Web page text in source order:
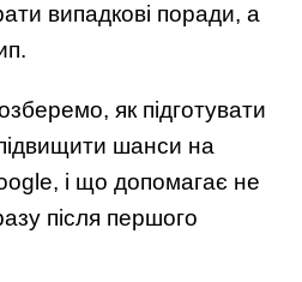
випадкові поради, а
як підготувати
шанси на
і що допомагає не
після першого